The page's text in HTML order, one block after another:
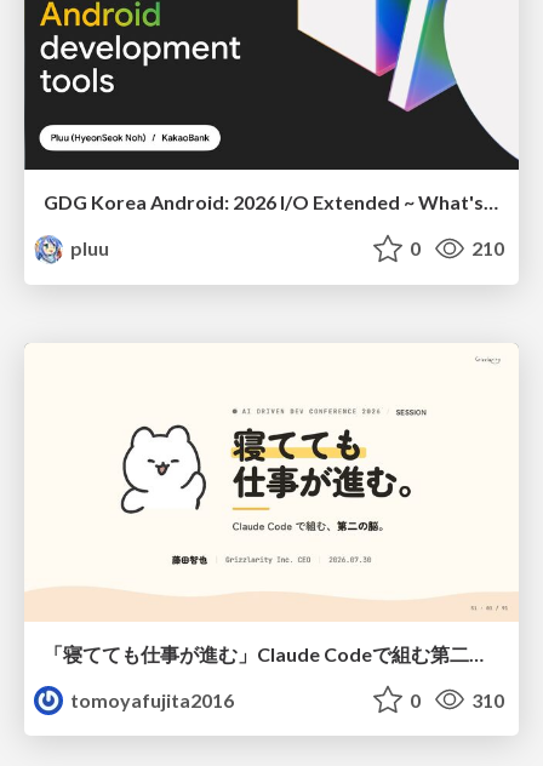
GDG Korea Android: 2026 I/O Extended ~ What's new in Android development tools
pluu
0 210
tomoyafujita2016
0 310